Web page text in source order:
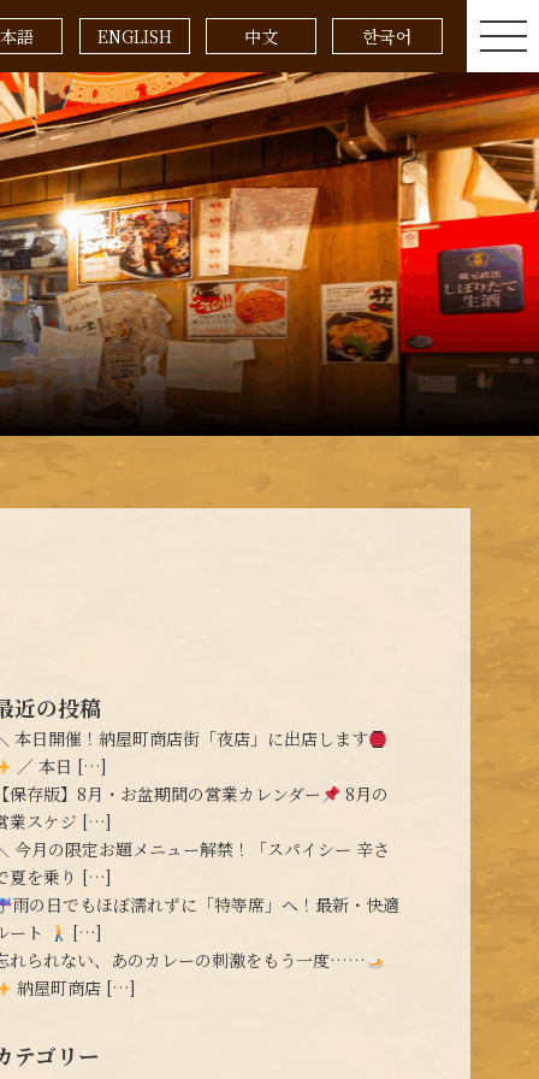
語 ENGLISH 中文 한국어
近の投稿
本日開催！納屋町商店街「夜店」に出店します
／ 本日 […]
保存版】8月・お盆期間の営業カレンダー
8月の
業スケジ […]
今月の限定お題メニュー解禁！「スパイシー 辛さ
夏を乗り […]
雨の日でもほぼ濡れずに「特等席」へ！最新・快適
ート
[…]
れられない、あのカレーの刺激をもう一度……
納屋町商店 […]
テゴリー